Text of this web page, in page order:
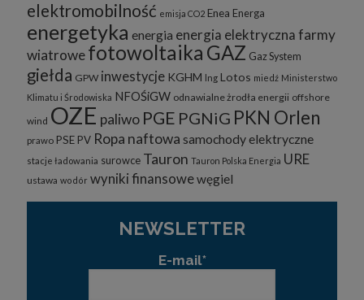
elektromobilność emisja CO2 Enea Energa
energetyka energia energia elektrycznafarmy
wiatrowefotowoltaika GAZ Gaz System
giełda GPW inwestycje KGHM lng Lotos miedź Ministerstwo
Klimatu i Środowiska NFOŚiGW odnawialne żrodła energii offshore
wind OZE paliwo PGE PGNiG PKN Orlen
prawo PSE PV Ropa naftowa samochody elektryczne
stacje ładowania surowce Tauron Tauron Polska Energia URE
ustawa wodór wyniki finansowewęgiel
NEWSLETTER
E-mail*